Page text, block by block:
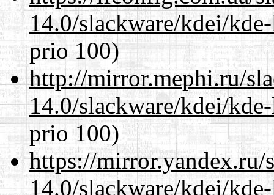
14.0/slackware/kdei/
prio 100)
http://mirror.mephi.ru/
14.0/slackware/kdei/
prio 100)
https://mirror.yandex.ru/
14.0/slackware/kdei/